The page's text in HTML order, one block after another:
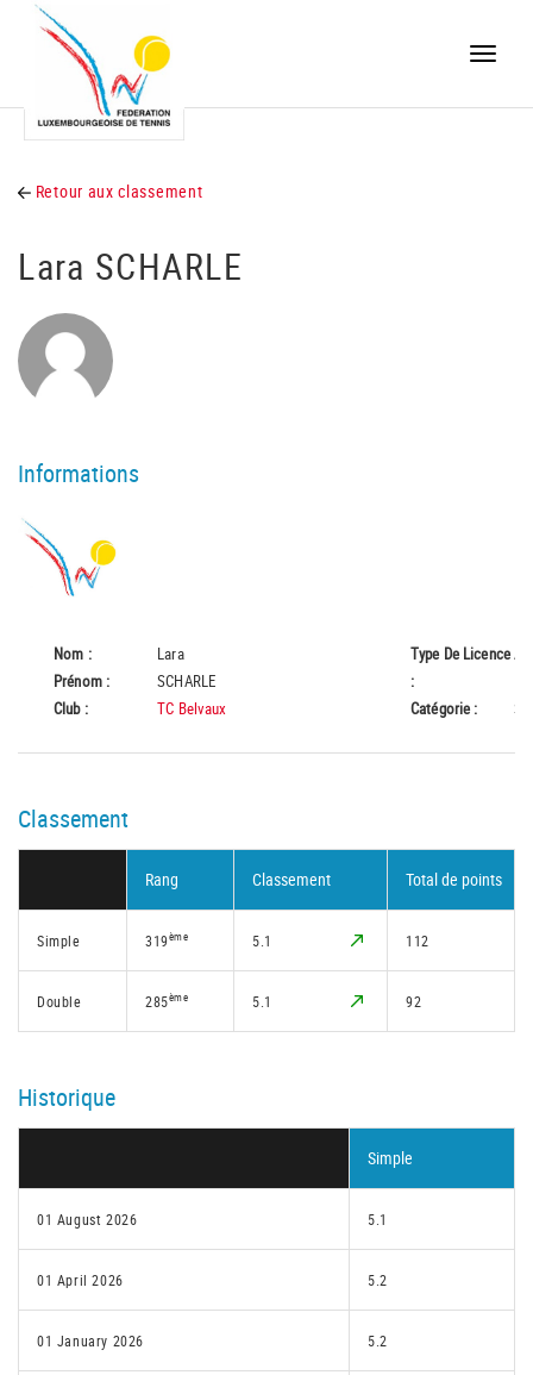
Toggle
Retour aux classement
Lara SCHARLE
Informations
Nom :
Lara
Prénom :
SCHARLE
Club :
TC Belvaux
Type De Licence
:
A
Catégorie :
Classement
Rang Classement Total de points
Simple 319ème 5.1 112
Double 285ème 5.1 92
Historique
Simple
01 August 2026 5.1
01 April 2026 5.2
01 January 2026 5.2